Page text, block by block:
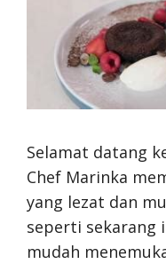
Selamat datang
Chef Marinka
yang lezat dan
seperti sekarang
mudah